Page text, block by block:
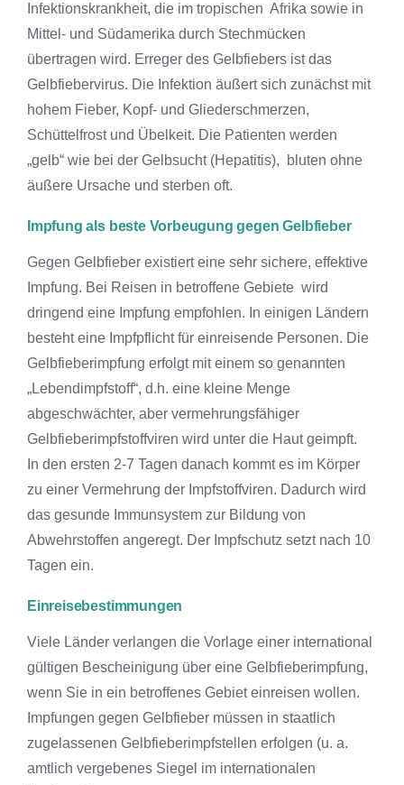
Infektionskrankheit, die im tropischen Afrika sowie in
Mittel- und Südamerika durch Stechmücken
übertragen wird. Erreger des Gelbfiebers ist das
Gelbfiebervirus. Die Infektion äußert sich zunächst mit
hohem Fieber, Kopf- und Gliederschmerzen,
Schüttelfrost und Übelkeit. Die Patienten werden
„gelb“ wie bei der Gelbsucht (Hepatitis), bluten ohne
äußere Ursache und sterben oft.
Impfung als beste Vorbeugung gegen Gelbfieber
Gegen Gelbfieber existiert eine sehr sichere, effektive
Impfung. Bei Reisen in betroffene Gebiete wird
dringend eine Impfung empfohlen. In einigen Ländern
besteht eine Impfpflicht für einreisende Personen. Die
Gelbfieberimpfung erfolgt mit einem so genannten
„Lebendimpfstoff“, d.h. eine kleine Menge
abgeschwächter, aber vermehrungsfähiger
Gelbfieberimpfstoffviren wird unter die Haut geimpft.
In den ersten 2-7 Tagen danach kommt es im Körper
zu einer Vermehrung der Impfstoffviren. Dadurch wird
das gesunde Immunsystem zur Bildung von
Abwehrstoffen angeregt. Der Impfschutz setzt nach 10
Tagen ein.
Einreisebestimmungen
Viele Länder verlangen die Vorlage einer international
gültigen Bescheinigung über eine Gelbfieberimpfung,
wenn Sie in ein betroffenes Gebiet einreisen wollen.
Impfungen gegen Gelbfieber müssen in staatlich
zugelassenen Gelbfieberimpfstellen erfolgen (u. a.
amtlich vergebenes Siegel im internationalen